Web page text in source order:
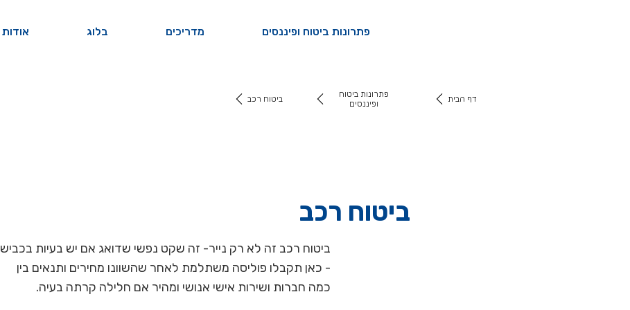
פתרונות ביטוח ופיננסים מדריכים בלוג אודות
דף הבית
פתרונות ביטוח
ופיננסים
ביטוח רכב
ביטוח רכב
ביטוח רכב זה לא רק נייר- זה שקט נפשי שדואג אם יש בעיות בכביש
- כאן תקבלו פוליסה משתלמת לאחר שהשוונו מחירים ותנאים בין
כמה חברות ושירות אישי אנושי ומהיר אם חלילה קרתה בעיה.